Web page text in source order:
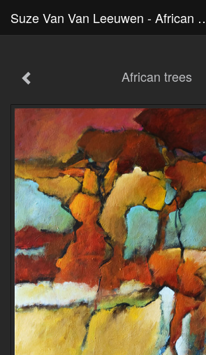
Suze Van Van
African trees